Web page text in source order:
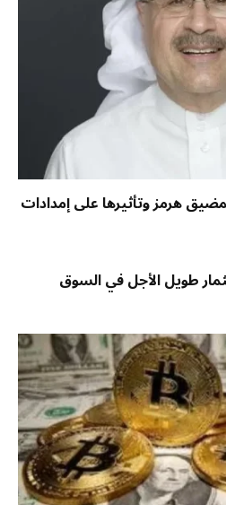
هرمز وتأثيرها على إمدادات
طويل الأجل في السوق